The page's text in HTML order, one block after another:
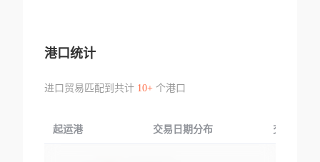
港口统计
进口贸易匹配到共计 10+个港口
起运港 交易日期分布 交易产品